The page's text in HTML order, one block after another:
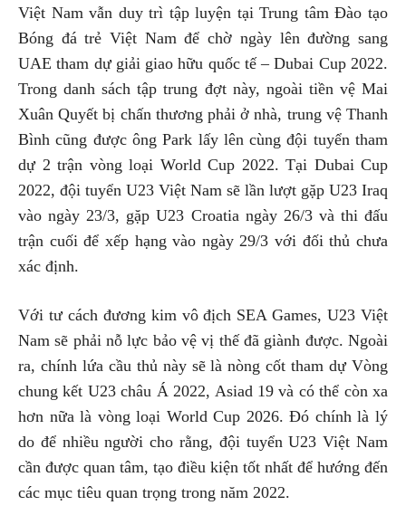
Việt Nam vẫn duy trì tập luyện tại Trung tâm Đào tạo
Bóng đá trẻ Việt Nam để chờ ngày lên đường sang
UAE tham dự giải giao hữu quốc tế – Dubai Cup 2022.
Trong danh sách tập trung đợt này, ngoài tiền vệ Mai
Xuân Quyết bị chấn thương phải ở nhà, trung vệ Thanh
Bình cũng được ông Park lấy lên cùng đội tuyển tham
dự 2 trận vòng loại World Cup 2022. Tại Dubai Cup
2022, đội tuyển U23 Việt Nam sẽ lần lượt gặp U23 Iraq
vào ngày 23/3, gặp U23 Croatia ngày 26/3 và thi đấu
trận cuối để xếp hạng vào ngày 29/3 với đối thủ chưa
xác định.
Với tư cách đương kim vô địch SEA Games, U23 Việt
Nam sẽ phải nỗ lực bảo vệ vị thế đã giành được. Ngoài
ra, chính lứa cầu thủ này sẽ là nòng cốt tham dự Vòng
chung kết U23 châu Á 2022, Asiad 19 và có thể còn xa
hơn nữa là vòng loại World Cup 2026. Đó chính là lý
do để nhiều người cho rằng, đội tuyển U23 Việt Nam
cần được quan tâm, tạo điều kiện tốt nhất để hướng đến
các mục tiêu quan trọng trong năm 2022.